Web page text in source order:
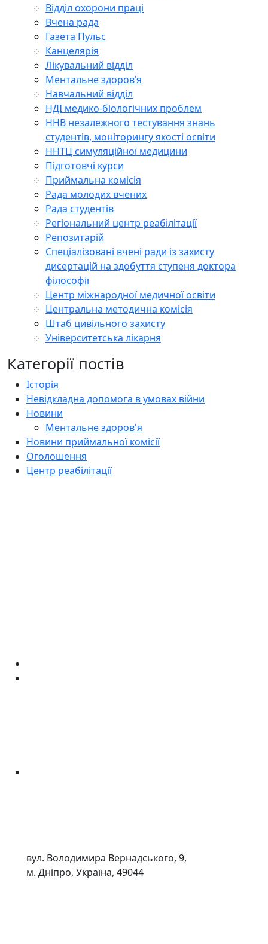
Відділ охорони праці
Вчена рада
Газета Пульс
Канцелярія
Лікувальний відділ
Ментальне здоров’я
Навчальний відділ
НДІ медико-біологічних проблем
ННВ незалежного тестування знань
студентів, моніторингу якості освіти
ННТЦ симуляційної медицини
Підготовчі курси
Приймальна комісія
Рада молодих вчених
Рада студентів
Регіональний центр реабілітації
Репозитарій
Спеціалізовані вчені ради із захисту
дисертацій на здобуття ступеня доктора
філософії
Центр міжнародної медичної освіти
Центральна методична комісія
Штаб цивільного захисту
Університетська лікарня
Категорії постів
Історія
Невідкладна допомога в умовах війни
Новини
Ментальне здоров'я
Новини приймальної комісії
Оголошення
Центр реабілітації
вул. Володимира Вернадського, 9,
м. Дніпро, Україна, 49044